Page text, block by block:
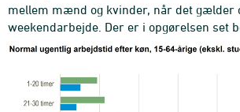
mellem mænd og kvinder, når det gælder
weekendarbejde. Der er i opgørelsen set